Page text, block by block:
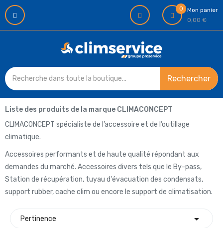
0
Mon panier
0,00 €
Rechercher
Liste des produits de la marque CLIMACONCEPT
CLIMACONCEPT spécialiste de l’accessoire et de l’outillage
climatique.
Accessoires performants et de haute qualité répondant aux
demandes du marché. Accessoires divers tels que le By-pass,
Station de récupération, tuyau d'évacuation des condensats,
support rubber, cache clim ou encore le support de climatisation.
Pertinence 